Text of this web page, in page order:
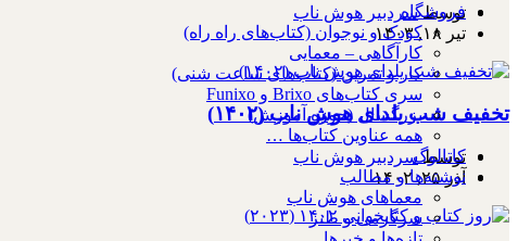
فروشگاه
کودک و نوجوان (کتاب‌های راه راه)
کارآگاهی – معمایی
کار و تمرین (کتاب‌های ساعت شنی)
سری کتاب‌های Brixo و Funixo
بزرگسال (حوزه آموزش)
همه عناوین کتاب‌ها …
کاتالوگ
نوشته‌ها و مطالب
معماهای هوش ناب
سرگرمی و طنز
توسطسردبیر هوش ناب
تیر ۱۸, ۱۴۰۳
تخفیف شب یلدای هوش ناب (۱۴۰۲)
توسطسردبیر هوش ناب
آذر ۲۵, ۱۴۰۲